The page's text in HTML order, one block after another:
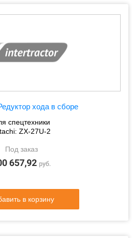
хода в сборе
спецтехники
ZX-27U-2
Под заказ
657,92 руб.
в корзину